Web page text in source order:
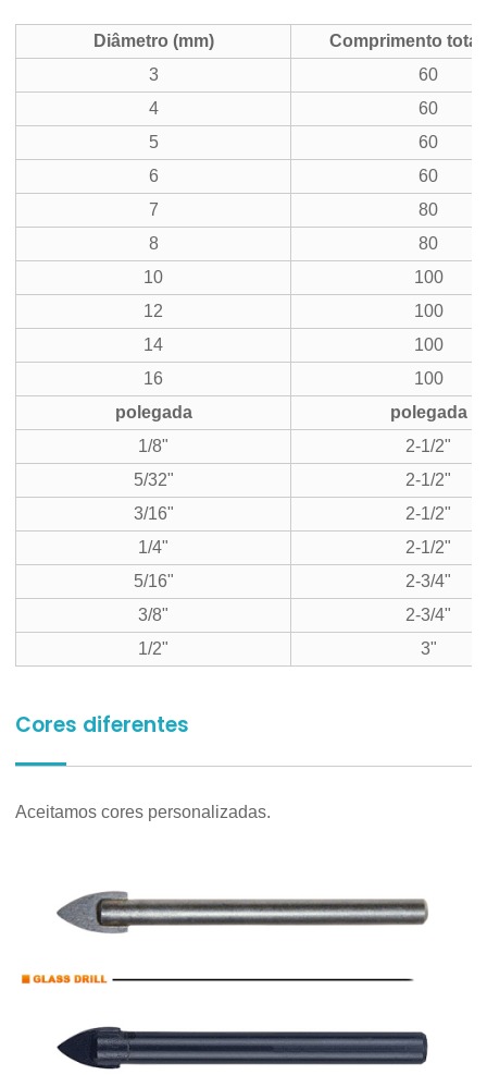
Diâmetro (mm)
Comprimento total
3
60
4
60
5
60
6
60
7
80
8
80
10
100
12
100
14
100
16
100
polegada
polegada
1/8"
2-1/2"
5/32"
2-1/2"
3/16"
2-1/2"
1/4"
2-1/2"
5/16"
2-3/4"
3/8"
2-3/4"
1/2"
3"
Cores diferentes
Aceitamos cores personalizadas.